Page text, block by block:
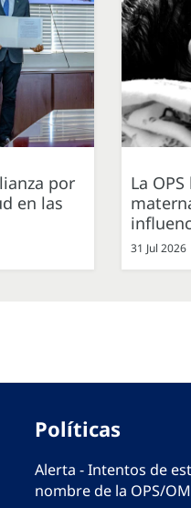
por
en las
La
31 Jul 2026
Políticas
Alerta - Intentos de
nombre de la OPS/